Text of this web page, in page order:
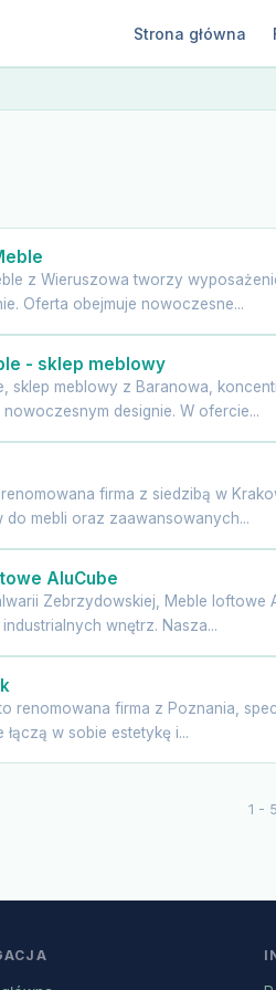
Strona główna
z Wieruszowa tworzy
Oferta obejmuje nowoczesne...
- sklep meblowy
sklep meblowy z Baranowa,
designie. W ofercie...
renomowana firma z siedzibą w
do mebli oraz zaawansowanych...
AluCube
Zebrzydowskiej, Meble
industrialnych wnętrz. Nasza...
renomowana firma z Poznania,
łączą w sobie estetykę i...
1 -